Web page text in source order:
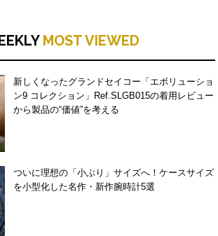
MOST VIEWED
新しくなったグランドセイコー「エボリューショ
ン9 コレクション」Ref.SLGB015の着用レビュー
から製品の“価値”を考える
ついに理想の「小ぶり」サイズへ！ケースサイズ
を小型化した名作・新作腕時計5選